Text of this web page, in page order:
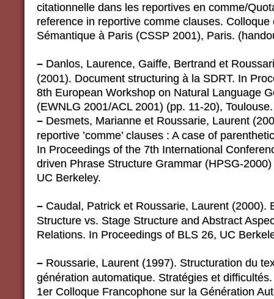
citationnelle dans les reportives en comme/
reference in reportive comme clauses. Colloque
Sémantique à Paris (CSSP 2001), Paris.
– Danlos, Laurence, Gaiffe, Bertrand et
(2001). Document structuring à la SDRT. In
8th European Workshop on Natural Language
(EWNLG 2001/ACL 2001) (pp. 11-20), Toulouse.
– Desmets, Marianne et Roussarie, Laurent
reportive ’comme’ clauses : A case of
In Proceedings of the 7th International
driven Phrase Structure Grammar (HPSG-
UC Berkeley.
– Caudal, Patrick et Roussarie, Laurent (2000).
Structure vs. Stage Structure and Abstract
Relations. In Proceedings of BLS 26, UC
– Roussarie, Laurent (1997). Structuration du
génération automatique. Stratégies et
1er Colloque Francophone sur la Génération